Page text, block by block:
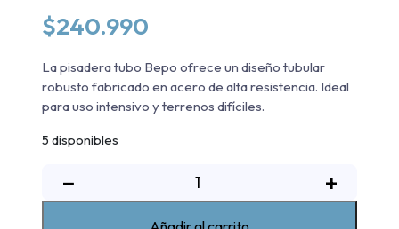
$240.990
La pisadera tubo Bepo ofrece un diseño tubular
robusto fabricado en acero de alta resistencia. Ideal
para uso intensivo y terrenos difíciles.
5 disponibles
−
Tubo
+